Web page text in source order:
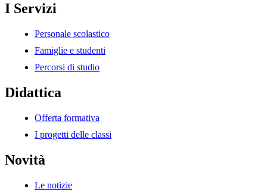
I Servizi
Personale scolastico
Famiglie e studenti
Percorsi di studio
Didattica
Offerta formativa
I progetti delle classi
Novità
Le notizie